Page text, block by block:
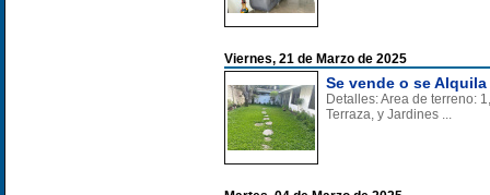
Viernes, 21 de Marzo de 2025
Se vende o se
Detalles: Area de terreno:
Terraza, y Jardines ...